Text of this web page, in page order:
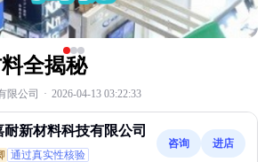
全揭秘
限公司 · 2026-04-13 03:22:33
新材料科技有限公司
通过真实性核验
咨询 进店